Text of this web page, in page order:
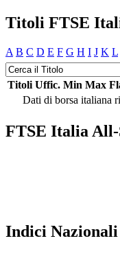
Titoli FTSE
A B C D E F G H I J K L
Titoli Uffic. Min Max
Dati di borsa italiana
FTSE Italia All-
Indici Nazionali